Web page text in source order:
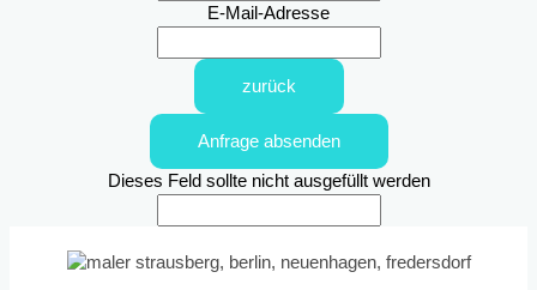
E-Mail-Adresse
zurück
Anfrage absenden
Dieses Feld sollte nicht ausgefüllt werden